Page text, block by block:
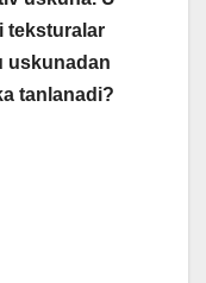
teksturalar
uskunadan
tanlanadi?